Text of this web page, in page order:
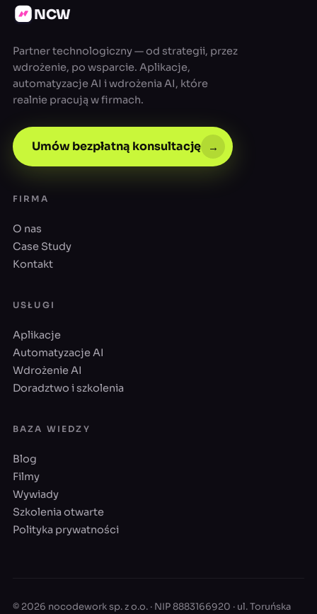
NCW
Partner technologiczny — od strategii, przez
wdrożenie, po wsparcie. Aplikacje,
automatyzacje AI i wdrożenia AI, które
realnie pracują w firmach.
Umów bezpłatną konsultację →
FIRMA
O nas
Case Study
Kontakt
USŁUGI
Aplikacje
Automatyzacje AI
Wdrożenie AI
Doradztwo i szkolenia
BAZA WIEDZY
Blog
Filmy
Wywiady
Szkolenia otwarte
Polityka prywatności
© 2026 nocodework sp. z o.o. · NIP 8883166920 · ul. Toruńska